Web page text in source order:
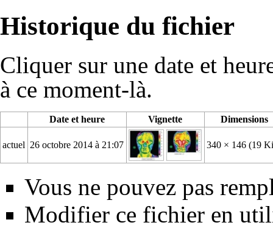
Historique du fichier
Cliquer sur une date et
à ce moment-là.
Date et heure Vignette Dimensions
actuel 26 octobre 2014 à 21:07 340 × 146(19
Vous ne pouvez pas
Modifier ce fichier en